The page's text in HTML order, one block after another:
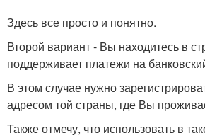
Здесь все просто и понятно.
Второй вариант - Вы находитесь в
поддерживает платежи на
В этом случае нужно
адресом той страны, где Вы
Также отмечу, что использовать в